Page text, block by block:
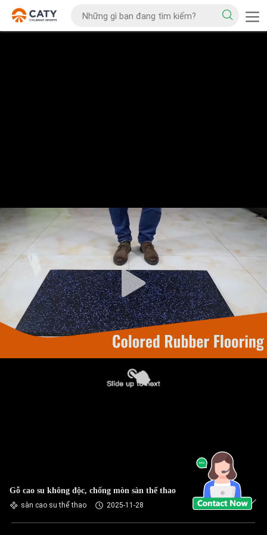
Gỗ cao su không độc, chống mòn sàn thể thao
sàn cao su thể thao 2025-11-28